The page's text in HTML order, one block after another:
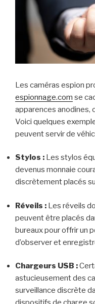
Les caméras espion
espionnage.com se
apparences anodines,
Voici quelques
peuvent servir de
Stylos : Les stylos
devenus monnaie
discrètement placés
Réveils : Les réveils
peuvent être placés
bureaux pour offrir un
d’observer et
Chargeurs USB :
astucieusement des
surveillance discrète